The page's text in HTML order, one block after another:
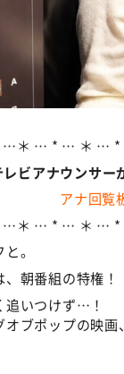
…＊ … * … ＊ …
ビアナウンサー
アナ回覧
…＊ … * … ＊ …
。
朝番組の特権！
追いつけず…！
ブポップの映